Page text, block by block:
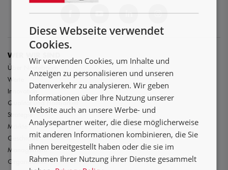
WER WIR SIND
Über Nooteboom
Werte
Innovation
Qualität und Haltbarkeit
Strategie
Märkte
Geschichte
Management
Organisation
Diese Webseite verwendet
Cookies.
Wir verwenden Cookies, um Inhalte und
Anzeigen zu personalisieren und unseren
Datenverkehr zu analysieren. Wir geben
Informationen über Ihre Nutzung unserer
Website auch an unsere Werbe- und
Analysepartner weiter, die diese möglicherweise
mit anderen Informationen kombinieren, die Sie
ihnen bereitgestellt haben oder die sie im
Rahmen Ihrer Nutzung ihrer Dienste gesammelt